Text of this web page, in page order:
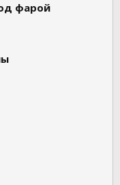
фарой